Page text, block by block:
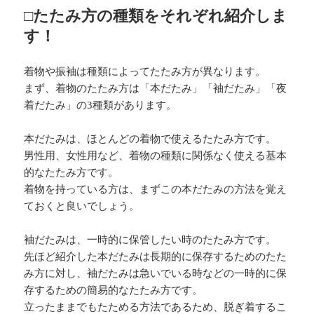
□たたみ方の種類をそれぞれ紹介しま
す！
着物や振袖は種類によってたたみ方が異なります。
まず、着物のたたみ方は「本だたみ」「袖だたみ」「夜
着だたみ」の3種類があります。
本だたみは、ほとんどの着物で使えるたたみ方です。
男性用、女性用など、着物の種類に関係なく使える基本
的なたたみ方です。
着物を持っている方は、まずこの本だたみの方法を覚え
ておくと良いでしょう。
袖だたみは、一時的に保管したい時のたたみ方です。
先ほど紹介した本だたみは長期的に保存するためのたた
み方に対し、袖だたみは急いでいる時などの一時的に保
存するための簡易的なたたみ方です。
立ったままでもたためる方法であるため、脱ぎ着するこ